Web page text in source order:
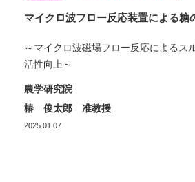
マイクロ波フロー反応装置による糖
～マイクロ波磁場フロー反応によるス
活性向上～
農学研究院
椿 俊太郎 准教授
2025.01.07